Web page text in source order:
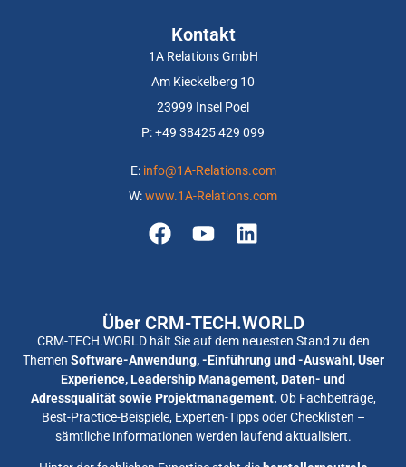
Kontakt
1A Relations GmbH
Am Kieckelberg 10
23999 Insel Poel
P: +49 38425 429 099
E: info@1A-Relations.com
W:www.1A-Relations.com
Über CRM-TECH.WORLD
CRM-TECH.WORLD hält Sie auf dem neuesten Stand zu den
Themen Software-Anwendung, -Einführung und -Auswahl, User
Experience, Leadership Management, Daten- und
Adressqualität sowie Projektmanagement. Ob Fachbeiträge,
Best-Practice-Beispiele, Experten-Tipps oder Checklisten –
sämtliche Informationen werden laufend aktualisiert.